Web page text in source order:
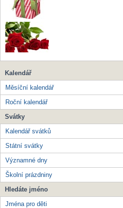
Kalendář
Měsíční kalendář
Roční kalendář
Svátky
Kalendář svátků
Státní svátky
Významné dny
Školní prázdniny
Hledáte jméno
Jména pro děti